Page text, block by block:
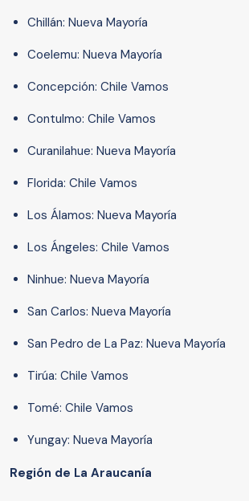
Chillán: Nueva Mayoría
Coelemu: Nueva Mayoría
Concepción: Chile Vamos
Contulmo: Chile Vamos
Curanilahue: Nueva Mayoría
Florida: Chile Vamos
Los Álamos: Nueva Mayoría
Los Ángeles: Chile Vamos
Ninhue: Nueva Mayoría
San Carlos: Nueva Mayoría
San Pedro de La Paz: Nueva Mayoría
Tirúa: Chile Vamos
Tomé: Chile Vamos
Yungay: Nueva Mayoría
Región de La Araucanía